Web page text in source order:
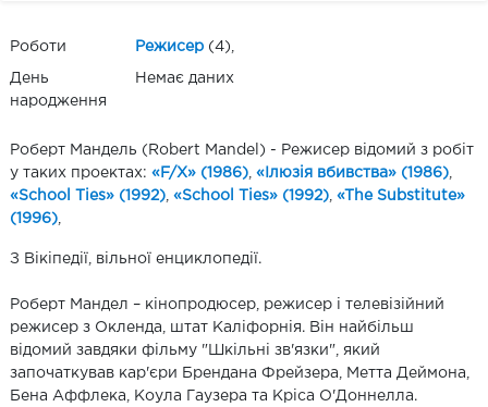
Роботи Режисер (4),
День
народження
Немає даних
Роберт Мандель (Robert Mandel) - Режисер відомий з робіт
у таких проектах: «F/X» (1986) «Ілюзія вбивства» (1986)
«School Ties» (1992) «School Ties» (1992) «The Substitute»
(1996)
З Вікіпедії, вільної енциклопедії.
Роберт Мандел – кінопродюсер, режисер і телевізійний
режисер з Окленда, штат Каліфорнія. Він найбільш
відомий завдяки фільму "Шкільні зв'язки", який
започаткував кар'єри Брендана Фрейзера, Метта Деймона,
Бена Аффлека, Коула Гаузера та Кріса О'Доннелла.